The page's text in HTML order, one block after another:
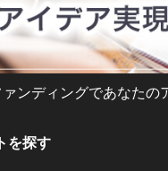
ァンディングであなた
を探す